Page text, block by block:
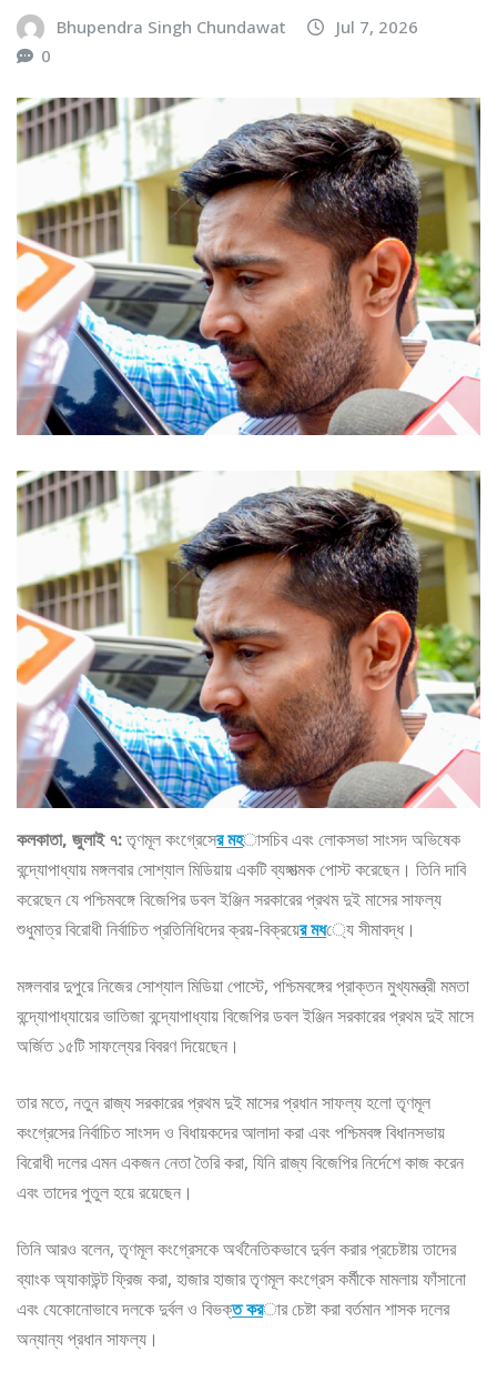
Bhupendra Singh Chundawat
Jul 7, 2026
0
কলকাতা, জুলাই ৭:তৃণমূল কংগ্রেসের মহাসচিব এবং লোকসভা সাংসদ অভিষেক
বন্দ্যোপাধ্যায় মঙ্গলবার সোশ্যাল মিডিয়ায় একটি ব্যঙ্গাত্মক পোস্ট করেছেন। তিনি দাবি
করেছেন যে পশ্চিমবঙ্গে বিজেপির ডবল ইঞ্জিন সরকারের প্রথম দুই মাসের সাফল্য
শুধুমাত্র বিরোধী নির্বাচিত প্রতিনিধিদের ক্রয়-বিক্রয়ের মধ্যে সীমাবদ্ধ।
মঙ্গলবার দুপুরে নিজের সোশ্যাল মিডিয়া পোস্টে, পশ্চিমবঙ্গের প্রাক্তন মুখ্যমন্ত্রী মমতা
বন্দ্যোপাধ্যায়ের ভাতিজা বন্দ্যোপাধ্যায় বিজেপির ডবল ইঞ্জিন সরকারের প্রথম দুই মাসে
অর্জিত ১৫টি সাফল্যের বিবরণ দিয়েছেন।
তার মতে, নতুন রাজ্য সরকারের প্রথম দুই মাসের প্রধান সাফল্য হলো তৃণমূল
কংগ্রেসের নির্বাচিত সাংসদ ও বিধায়কদের আলাদা করা এবং পশ্চিমবঙ্গ বিধানসভায়
বিরোধী দলের এমন একজন নেতা তৈরি করা, যিনি রাজ্য বিজেপির নির্দেশে কাজ করেন
এবং তাদের পুতুল হয়ে রয়েছেন।
তিনি আরও বলেন, তৃণমূল কংগ্রেসকে অর্থনৈতিকভাবে দুর্বল করার প্রচেষ্টায় তাদের
ব্যাংক অ্যাকাউন্ট ফ্রিজ করা, হাজার হাজার তৃণমূল কংগ্রেস কর্মীকে মামলায় ফাঁসানো
এবং যেকোনোভাবে দলকে দুর্বল ও বিভক্ত করার চেষ্টা করা বর্তমান শাসক দলের
অন্যান্য প্রধান সাফল্য।